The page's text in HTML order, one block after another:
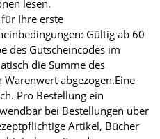
lesen.
Ihre erste
Gültig ab 60
des Gutscheincodes im
die Summe des
abgezogen.Eine
Pro Bestellung ein
bei Bestellungen über
Artikel, Bücher